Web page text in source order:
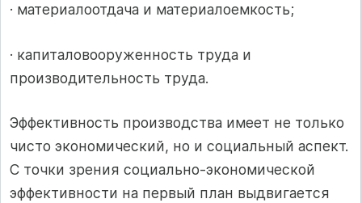
· материалоотдача и материалоемкость;
· капиталовооруженность труда и
производительность труда.
Эффективность производства имеет не только
чисто экономический, но и социальный аспект.
С точки зрения социально-экономической
эффективности на первый план выдвигается